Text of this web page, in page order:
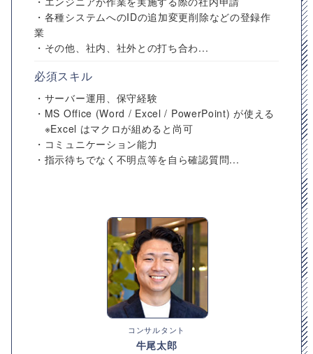
・各種システムへのIDの追加変更削除などの登録作
業
・その他、社内、社外との打ち合わ...
必須スキル
・サーバー運用、保守経験
・MS Office (Word / Excel / PowerPoint) が使える
※Excel はマクロが組めると尚可
・コミュニケーション能力
・指示待ちでなく不明点等を自ら確認質問...
コンサルタント
牛尾太郎